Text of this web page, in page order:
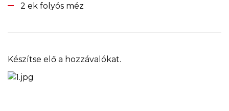
2 ek folyós méz
Készítse elő a hozzávalókat.